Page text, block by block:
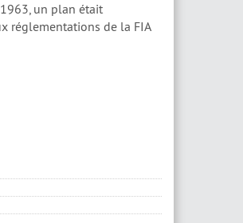
un plan était
réglementations de la FIA